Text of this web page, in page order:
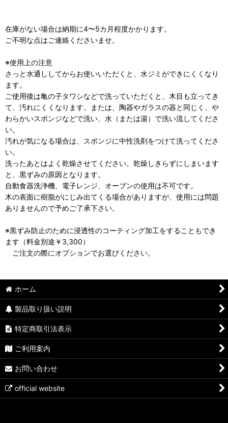
在庫がない場合は納期に4〜5カ月程度かかります。
ご不明な点はご連絡くださいませ。
※使用上の注意
さっと水通ししてからお使いいただくと、水ジミができにくくなり
ます。
ご使用後は亀の子タワシなどで洗っていただくと、木目も立ってき
て、汚れにくくなります。または、陶器やガラスの器と同じく、や
わらかいスポンジなどで洗い、水（または湯）で洗い流してくださ
い。
汚れが気になる場合は、スポンジに中性洗剤をつけて洗ってくださ
い。
洗ったあとはよく乾燥させてください。乾燥しきらずにしまいます
と、黒ずみの原因となります。
自動食器洗浄機、電子レンジ、オーブンの使用は不可です。
木の表面に樹脂がにじみ出てくる場合がありますが、使用には問題
ありませんので予めご了承下さい。
※黒ずみ防止のために浸透性のコーティング加工をすることもでき
ます（料金別途￥3,300）
ご注文の際にオプションでお選びください。
ホーム
製品取り扱い説明
特定商取引法表示
ご利用案内
お問い合わせ
official website